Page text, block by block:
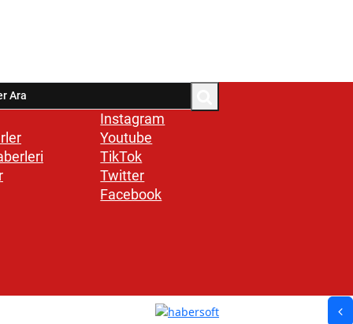
Instagram
Youtube
TikTok
Twitter
Facebook